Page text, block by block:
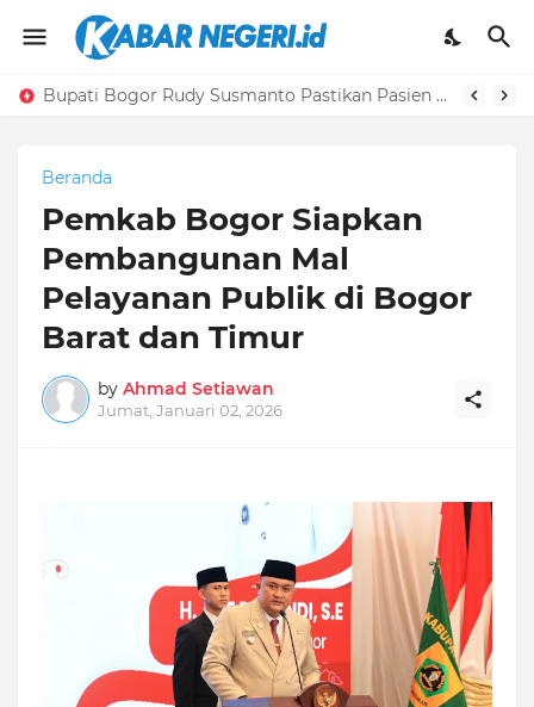
Bupati Bogor Rudy Susmanto Pastikan Pasien Hasbi Ditangani Secara Medis Dengan Baik
Beranda
Pemkab Bogor Siapkan
Pembangunan Mal
Pelayanan Publik di Bogor
Barat dan Timur
by Ahmad Setiawan
Jumat, Januari 02, 2026